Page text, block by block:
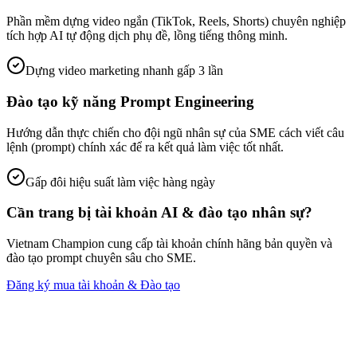
Phần mềm dựng video ngắn (TikTok, Reels, Shorts) chuyên nghiệp
tích hợp AI tự động dịch phụ đề, lồng tiếng thông minh.
Dựng video marketing nhanh gấp 3 lần
Đào tạo kỹ năng Prompt Engineering
Hướng dẫn thực chiến cho đội ngũ nhân sự của SME cách viết câu
lệnh (prompt) chính xác để ra kết quả làm việc tốt nhất.
Gấp đôi hiệu suất làm việc hàng ngày
Cần trang bị tài khoản AI & đào tạo nhân sự?
Vietnam Champion cung cấp tài khoản chính hãng bản quyền và
đào tạo prompt chuyên sâu cho SME.
Đăng ký mua tài khoản & Đào tạo